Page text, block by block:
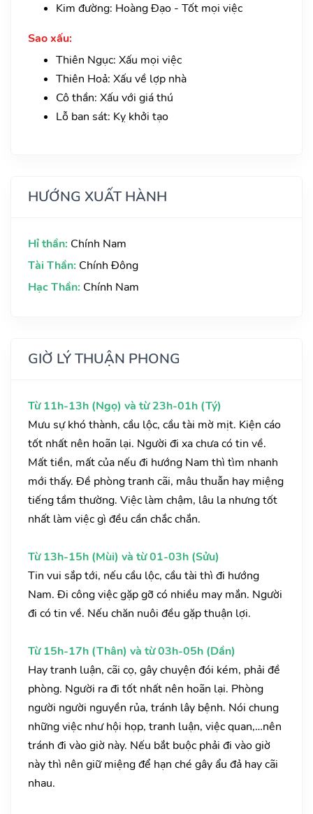
Kim đường: Hoàng Đạo - Tốt mọi việc
Sao xấu:
Thiên Ngục: Xấu mọi việc
Thiên Hoả: Xấu về lợp nhà
Cô thần: Xấu với giá thú
Lỗ ban sát: Kỵ khởi tạo
HƯỚNG XUẤT HÀNH
Hỉ thần: Chính Nam
Tài Thần: Chính Đông
Hạc Thần: Chính Nam
GIỜ LÝ THUẬN PHONG
Từ 11h-13h (Ngọ) và từ 23h-01h (Tý)
Mưu sự khó thành, cầu lộc, cầu tài mờ mịt. Kiện cáo
tốt nhất nên hoãn lại. Người đi xa chưa có tin về.
Mất tiền, mất của nếu đi hướng Nam thì tìm nhanh
mới thấy. Đề phòng tranh cãi, mâu thuẫn hay miệng
tiếng tầm thường. Việc làm chậm, lâu la nhưng tốt
nhất làm việc gì đều cần chắc chắn.
Từ 13h-15h (Mùi) và từ 01-03h (Sửu)
Tin vui sắp tới, nếu cầu lộc, cầu tài thì đi hướng
Nam. Đi công việc gặp gỡ có nhiều may mắn. Người
đi có tin về. Nếu chăn nuôi đều gặp thuận lợi.
Từ 15h-17h (Thân) và từ 03h-05h (Dần)
Hay tranh luận, cãi cọ, gây chuyện đói kém, phải đề
phòng. Người ra đi tốt nhất nên hoãn lại. Phòng
người người nguyền rủa, tránh lây bệnh. Nói chung
những việc như hội họp, tranh luận, việc quan,…nên
tránh đi vào giờ này. Nếu bắt buộc phải đi vào giờ
này thì nên giữ miệng để hạn ché gây ẩu đả hay cãi
nhau.